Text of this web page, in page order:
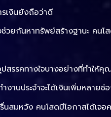
เงินยังถือว่าดี
วยกันหาทรัพย์สร้างฐานะ คน
สรรคทางใจบางอย่างที่ทำให้
งานประจำจะได้เงินเพิ่มหลายช่
สมหวัง คนโสดมีโอกาสได้เจ